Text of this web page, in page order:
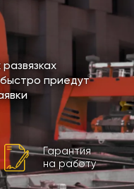
приедут
Гарантия
на работу